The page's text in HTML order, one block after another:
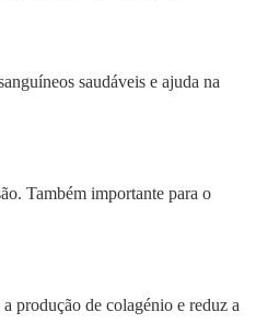
saudáveis e ajuda na
Também importante para o
produção de colagénio e reduz a